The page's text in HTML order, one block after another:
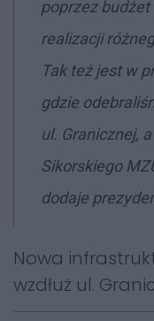
poprzez
realizacji
Tak też jest w
gdzie
ul. Granicznej,
Sikorskiego
dodaje
Nowa
wzdłuż ul.